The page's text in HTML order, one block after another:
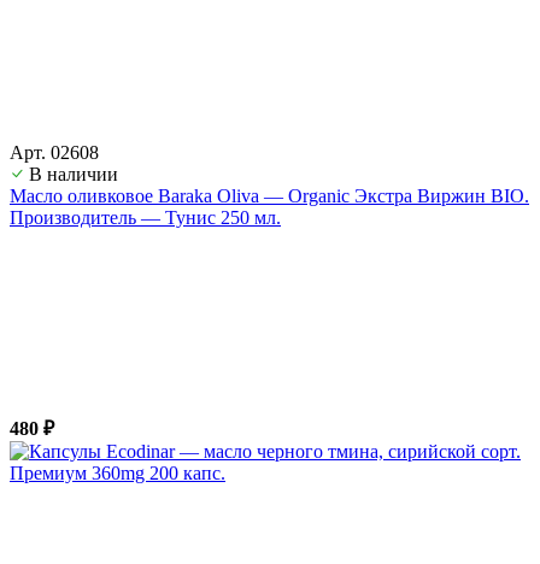
Арт. 02608
В наличии
Масло оливковое Baraka Oliva — Organic Экстра Виржин BIO.
Производитель — Тунис 250 мл.
480 ₽